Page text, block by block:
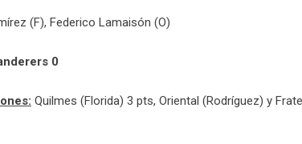
(F), Federico Lamaisón (O)
0
Quilmes (Florida) 3 pts, Oriental (Rodríguez) y